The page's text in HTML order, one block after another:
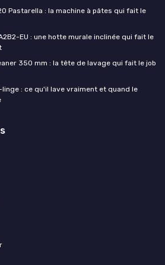
Pastarella : la machine à pâtes qui fait le
EU : une hotte murale inclinée qui fait le
350 mm : la tête de lavage qui fait le job
: ce qu'il lave vraiment et quand le